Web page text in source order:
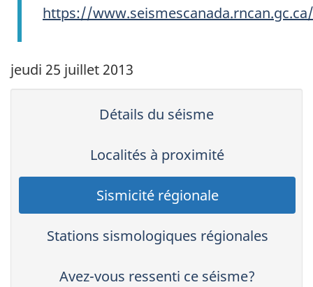
https://
jeudi 25 juillet 2013
Détails du séisme
Localités à proximité
Sismicité régionale
Stations sismologiques régionales
Avez-vous ressenti ce séisme?